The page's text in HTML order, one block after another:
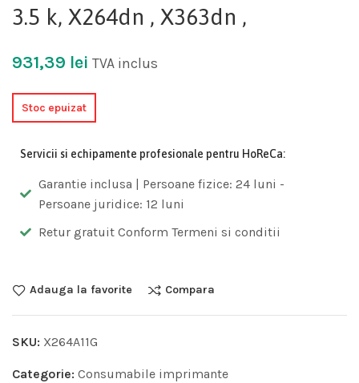
3.5 k, X264dn , X363dn ,
931,39 lei TVA inclus
Stoc epuizat
Servicii si echipamente profesionale pentru HoReCa:
Garantie inclusa | Persoane fizice: 24 luni -
Persoane juridice: 12 luni
Retur gratuit Conform Termeni si conditii
Adauga la favorite Compara
SKU: X264A11G
Categorie: Consumabile imprimante